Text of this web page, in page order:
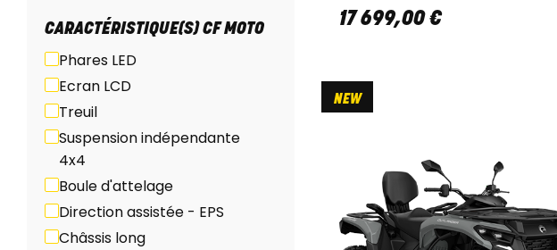
CARACTÉRISTIQUE(S) CF MOTO
Phares LED
Ecran LCD
Treuil
Suspension indépendante
4x4
Boule d'attelage
Direction assistée - EPS
Châssis long
17 699,00€
NEW